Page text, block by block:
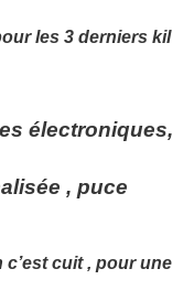
les 3 derniers kil
électroniques,
, puce
cuit , pour une